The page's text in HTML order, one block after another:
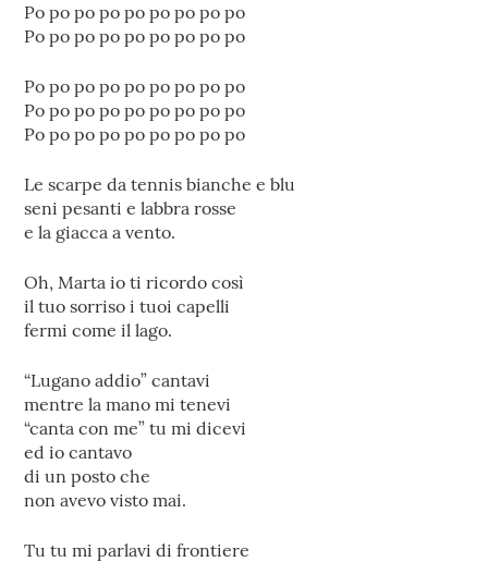
Po po po po po po po po po
Po po po po po po po po po
Po po po po po po po po po
Po po po po po po po po po
Po po po po po po po po po
Le scarpe da tennis bianche e blu
seni pesanti e labbra rosse
e la giacca a vento.
Oh, Marta io ti ricordo così
il tuo sorriso i tuoi capelli
fermi come il lago.
“Lugano addio” cantavi
mentre la mano mi tenevi
“canta con me” tu mi dicevi
ed io cantavo
di un posto che
non avevo visto mai.
Tu tu mi parlavi di frontiere